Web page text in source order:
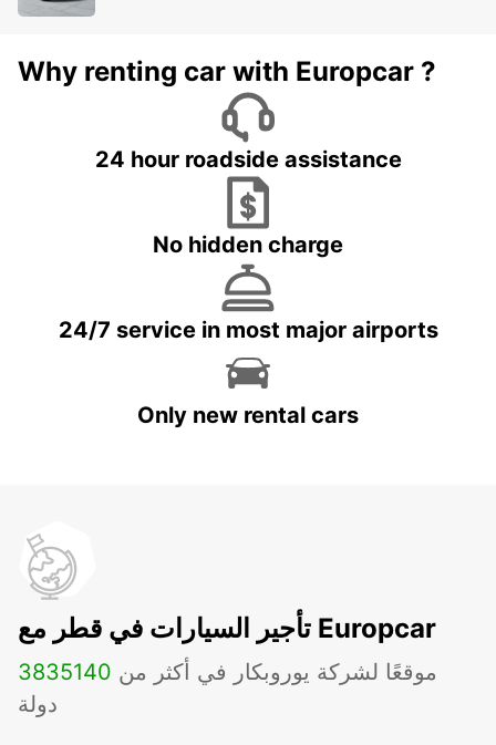
Why renting car with Europcar ?
24 hour roadside assistance
No hidden charge
24/7 service in most major airports
Only new rental cars
تأجير السيارات في قطر مع Europcar
3835 موقعًا لشركة يوروبكار في أكثر من 140
دولة